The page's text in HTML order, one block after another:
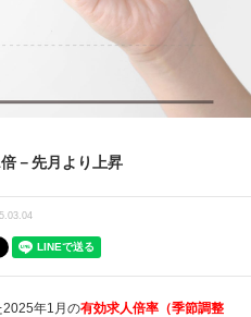
－先月より上昇
2025年1月の有効求人倍率（季節調整